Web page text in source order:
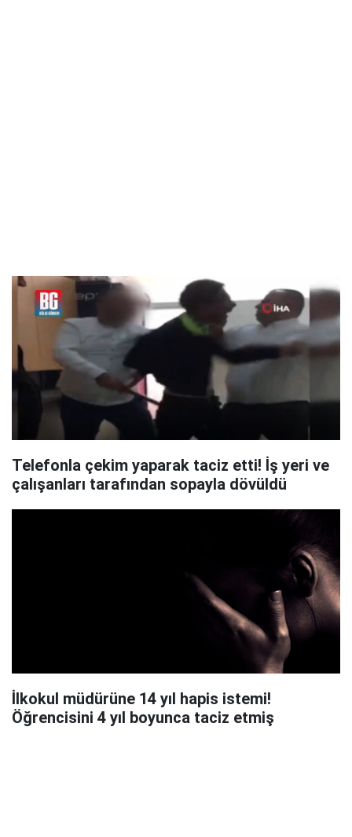
Telefonla çekim yaparak taciz etti! İş yeri ve
çalışanları tarafından sopayla dövüldü
İlkokul müdürüne 14 yıl hapis istemi!
Öğrencisini 4 yıl boyunca taciz etmiş